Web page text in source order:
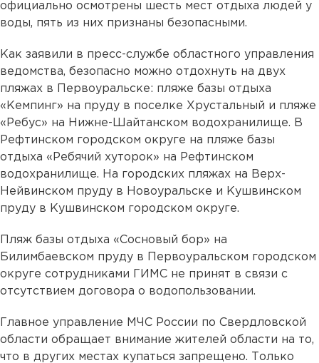
официально осмотрены шесть мест отдыха людей у
воды, пять из них признаны безопасными.
Как заявили в пресс-службе областного управления
ведомства, безопасно можно отдохнуть на двух
пляжах в Первоуральске: пляже базы отдыха
«Кемпинг» на пруду в поселке Хрустальный и пляже
«Ребус» на Нижне-Шайтанском водохранилище. В
Рефтинском городском округе на пляже базы
отдыха «Ребячий хуторок» на Рефтинском
водохранилище. На городских пляжах на Верх-
Нейвинском пруду в Новоуральске и Кушвинском
пруду в Кушвинском городском округе.
Пляж базы отдыха «Сосновый бор» на
Билимбаевском пруду в Первоуральском городском
округе сотрудниками ГИМС не принят в связи с
отсутствием договора о водопользовании.
Главное управление МЧС России по Свердловской
области обращает внимание жителей области на то,
что в других местах купаться запрещено. Только